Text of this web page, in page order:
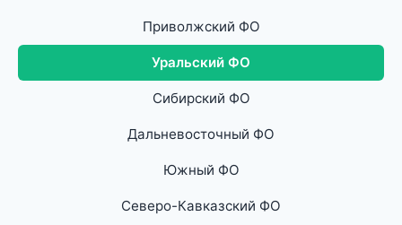
Приволжский ФО
Уральский ФО
Сибирский ФО
Дальневосточный ФО
Южный ФО
Северо-Кавказский ФО